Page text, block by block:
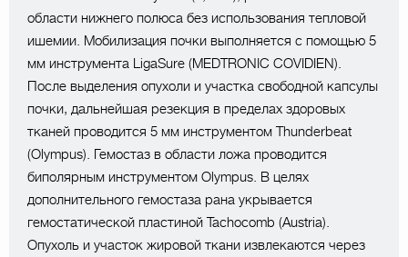
области нижнего полюса без использования тепловой
ишемии. Мобилизация почки выполняется с помощью 5
мм инструмента LigaSure (MEDTRONIC COVIDIEN).
После выделения опухоли и участка свободной капсулы
почки, дальнейшая резекция в пределах здоровых
тканей проводится 5 мм инструментом Thunderbeat
(Olympus). Гемостаз в области ложа проводится
биполярным инструментом Olympus. В целях
дополнительного гемостаза рана укрывается
гемостатической пластиной Tachocomb (Austria).
Опухоль и участок жировой ткани извлекаются через